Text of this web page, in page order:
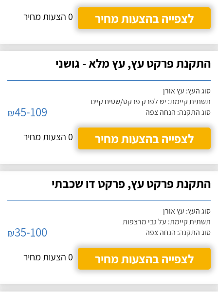
לצפייה בהצעות מחיר
0 הצעות מחיר
התקנת פרקט עץ, עץ מלא - גושני
סוג העץ: עץ אורן
תשתית קיימת: יש לפרק פרקט/שטיח קיים
סוג התקנה: הנחה צפה
₪45-109
לצפייה בהצעות מחיר
0 הצעות מחיר
התקנת פרקט עץ, פרקט דו שכבתי
סוג העץ: עץ אורן
תשתית קיימת: על גבי מרצפות
סוג התקנה: הנחה צפה
₪35-100
לצפייה בהצעות מחיר
0 הצעות מחיר